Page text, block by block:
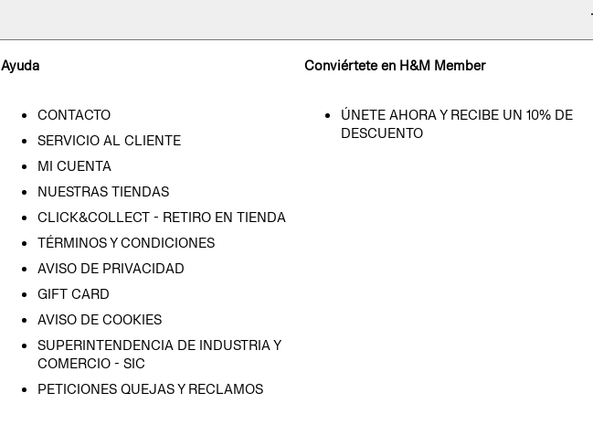
Ayuda
CONTACTO
SERVICIO AL CLIENTE
MI CUENTA
NUESTRAS TIENDAS
CLICK&COLLECT - RETIRO EN TIENDA
TÉRMINOS Y CONDICIONES
AVISO DE PRIVACIDAD
GIFT CARD
AVISO DE COOKIES
SUPERINTENDENCIA DE INDUSTRIA Y
COMERCIO - SIC
PETICIONES QUEJAS Y RECLAMOS
Conviértete en H&M Member
ÚNETE AHORA Y RECIBE UN 10% DE
DESCUENTO